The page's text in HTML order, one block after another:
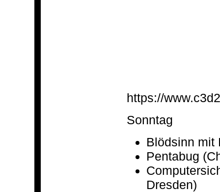
https://
Sonntag
Blödsinn mit
Pentabug
Dresden)